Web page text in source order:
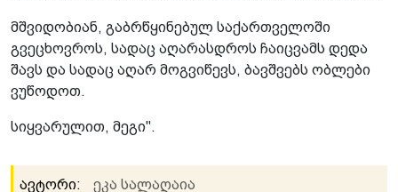
მშვიდობიან, გაბრწყინებულ საქართველოში
გვეცხოვროს, სადაც აღარასდროს ჩაიცვამს დედა
შავს და სადაც აღარ მოგვიწევს, ბავშვებს ობლები
ვუწოდოთ.
სიყვარულით, მეგი".
ავტორი: ეკა სალაღაია